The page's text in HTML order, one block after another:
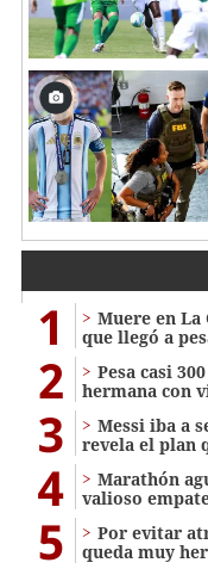
1
Muere en La
que llegó a
2
Pesa casi
hermana con
3
Messi iba a
revela el plan
4
Marathón
valioso
5
Por evitar
queda muy